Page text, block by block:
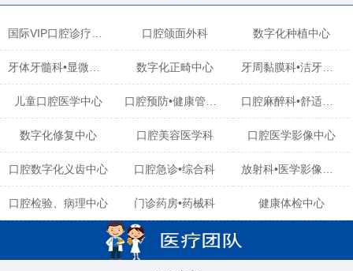
口腔颌面外科 数字化种植中心
数字化正畸中心 牙周黏膜科•洁牙中心
儿童口腔医学中心 口腔麻醉科•舒适化诊疗中心
数字化修复中心 口腔美容医学科 口腔医学影像中心
口腔数字化义齿中心 口腔急诊•综合科
口腔检验、病理中心 门诊药房•药械科 健康体检中心